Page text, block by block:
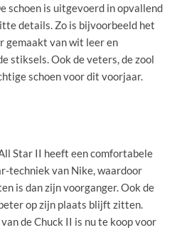
schoen is uitgevoerd in opvallend
details. Zo is bijvoorbeeld het
gemaakt van wit leer en
stiksels. Ook de veters, de zool
schoen voor dit voorjaar.
Star II heeft een comfortabele
techniek van Nike, waardoor
is dan zijn voorganger. Ook de
op zijn plaats blijft zitten.
de Chuck II is nu te koop voor